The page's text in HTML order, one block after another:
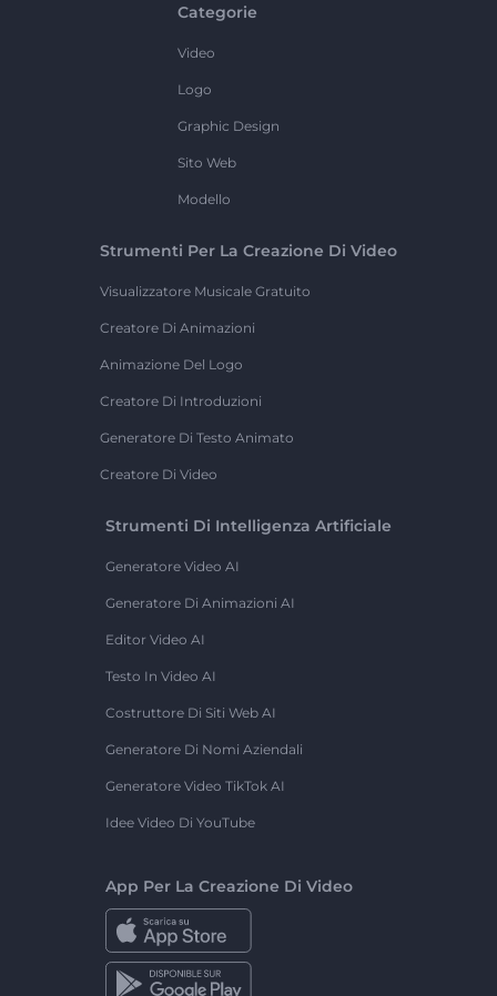
Categorie
Video
Logo
Graphic Design
Sito Web
Modello
Strumenti Per La Creazione Di Video
Visualizzatore Musicale Gratuito
Creatore Di Animazioni
Animazione Del Logo
Creatore Di Introduzioni
Generatore Di Testo Animato
Creatore Di Video
Strumenti Di Intelligenza Artificiale
Generatore Video AI
Generatore Di Animazioni AI
Editor Video AI
Testo In Video AI
Costruttore Di Siti Web AI
Generatore Di Nomi Aziendali
Generatore Video TikTok AI
Idee Video Di YouTube
App Per La Creazione Di Video